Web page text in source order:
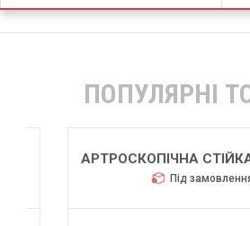
ПОПУЛЯРНІ
АРТРОСКОПІЧНА СТІЙКА
Під замовлення